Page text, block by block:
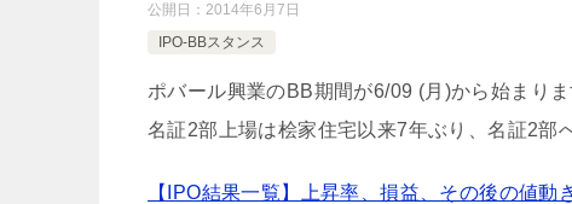
公開日： 2014年6月7日
IPO-BBスタンス
ポバール興業のBB期間が6/09 (月)から始まりま
名証2部上場は桧家住宅以来7年ぶり、名証2部
【IPO結果一覧】上昇率、損益、その後の値動